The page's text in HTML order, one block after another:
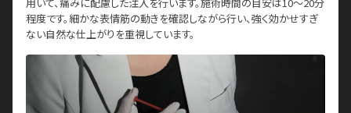
程度です。細かな表情筋の動きを確認しながら行い、強く効かせすぎ
ない自然な仕上がりを重視しています。